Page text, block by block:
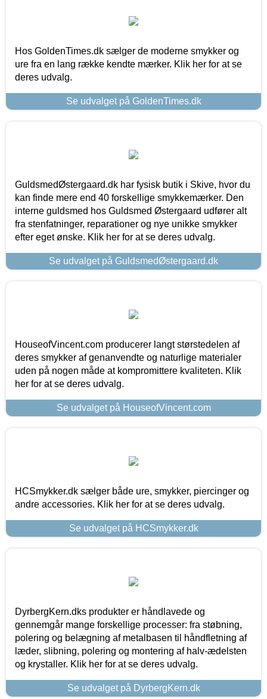
Hos GoldenTimes.dk sælger de moderne smykker og
ure fra en lang række kendte mærker. Klik her for at se
deres udvalg.
Se udvalget på GoldenTimes.dk
GuldsmedØstergaard.dk har fysisk butik i Skive, hvor du
kan finde mere end 40 forskellige smykkemærker. Den
interne guldsmed hos Guldsmed Østergaard udfører alt
fra stenfatninger, reparationer og nye unikke smykker
efter eget ønske. Klik her for at se deres udvalg.
Se udvalget på GuldsmedØstergaard.dk
HouseofVincent.com producerer langt størstedelen af
deres smykker af genanvendte og naturlige materialer
uden på nogen måde at kompromittere kvaliteten. Klik
her for at se deres udvalg.
Se udvalget på HouseofVincent.com
HCSmykker.dk sælger både ure, smykker, piercinger og
andre accessories. Klik her for at se deres udvalg.
Se udvalget på HCSmykker.dk
DyrbergKern.dks produkter er håndlavede og
gennemgår mange forskellige processer: fra støbning,
polering og belægning af metalbasen til håndfletning af
læder, slibning, polering og montering af halv-ædelsten
og krystaller. Klik her for at se deres udvalg.
Se udvalget på DyrbergKern.dk